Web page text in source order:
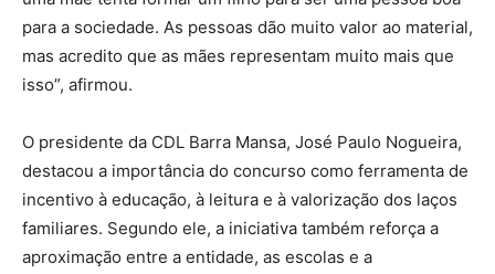
para a sociedade. As pessoas dão muito valor ao material,
mas acredito que as mães representam muito mais que
isso”, afirmou.
O presidente da CDL Barra Mansa, José Paulo Nogueira,
destacou a importância do concurso como ferramenta de
incentivo à educação, à leitura e à valorização dos laços
familiares. Segundo ele, a iniciativa também reforça a
aproximação entre a entidade, as escolas e a